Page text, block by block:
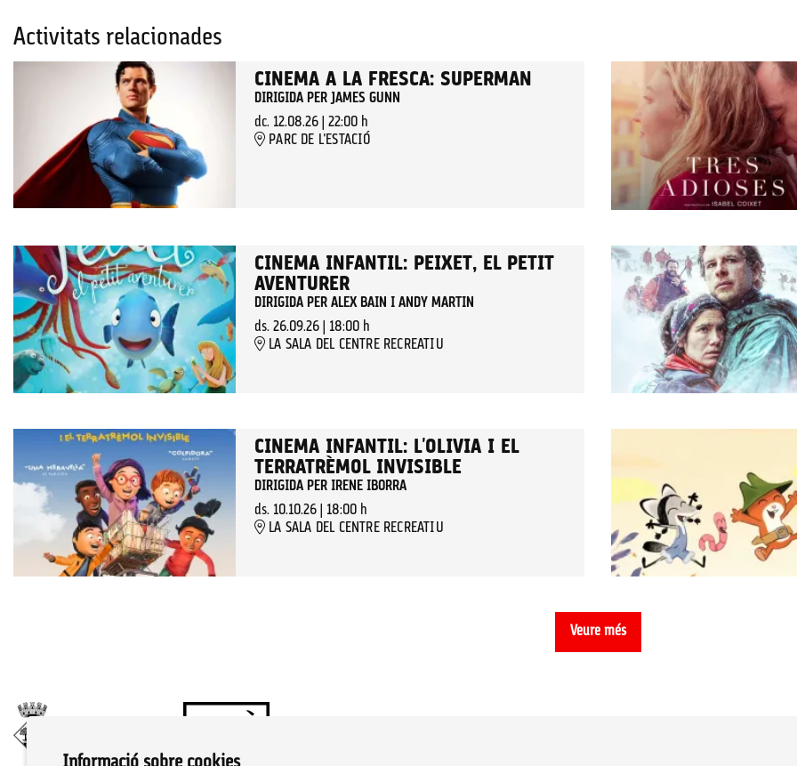
Activitats relacionades
CINEMA A LA FRESCA: SUPERMAN
DIRIGIDA PER JAMES GUNN
dc. 12.08.26| 22:00 h
PARC DE L'ESTACIÓ
CINEMA INFANTIL: PEIXET, EL PETIT
AVENTURER
DIRIGIDA PER ALEX BAIN I ANDY MARTIN
ds. 26.09.26| 18:00 h
LA SALA DEL CENTRE RECREATIU
CINEMA INFANTIL: L'OLIVIA I EL
TERRATRÈMOL INVISIBLE
DIRIGIDA PER IRENE IBORRA
ds. 10.10.26| 18:00 h
LA SALA DEL CENTRE RECREATIU
Veure més